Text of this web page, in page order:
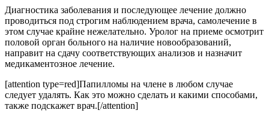
Диагностика заболевания и последующее лечение должно
проводиться под строгим наблюдением врача, самолечение в
этом случае крайне нежелательно. Уролог на приеме осмотрит
половой орган больного на наличие новообразований,
направит на сдачу соответствующих анализов и назначит
медикаментозное лечение.
[attention type=red]Папилломы на члене в любом случае
следует удалять. Как это можно сделать и какими способами,
также подскажет врач.[/attention]